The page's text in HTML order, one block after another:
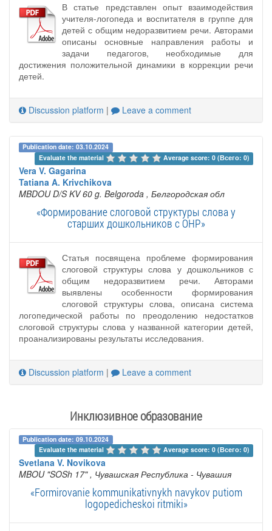
В статье представлен опыт взаимодействия
учителя-логопеда и воспитателя в группе для
детей с общим недоразвитием речи. Авторами
описаны основные направления работы и
задачи педагогов, необходимые для
достижения положительной динамики в коррекции речи
детей.
Discussion platform | Leave a comment
Publication date: 03.10.2024
Evaluate the material
Average score: 0 (Всего: 0)
Vera V. Gagarina
Tatiana A. Krivchikova
MBDOU D/S KV 60 g. Belgoroda , Белгородская обл
«Формирование слоговой структуры слова у
старших дошкольников с ОНР»
Статья посвящена проблеме формирования
слоговой структуры слова у дошкольников с
общим недоразвитием речи. Авторами
выявлены особенности формирования
слоговой структуры слова, описана система
логопедической работы по преодолению недостатков
слоговой структуры слова у названной категории детей,
проанализированы результаты исследования.
Discussion platform | Leave a comment
Инклюзивное образование
Publication date: 09.10.2024
Evaluate the material
Average score: 0 (Всего: 0)
Svetlana V. Novikova
MBOU "SOSh 17" , Чувашская Республика - Чувашия
«Formirovanie kommunikativnykh navykov putiom
logopedicheskoi ritmiki»